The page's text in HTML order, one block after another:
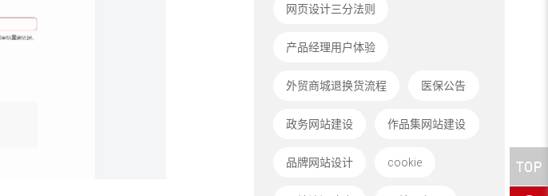
网页设计三分法则
产品经理用户体验
外贸商城退换货流程 医保公告
政务网站建设 作品集网站建设
品牌网站设计 cookie